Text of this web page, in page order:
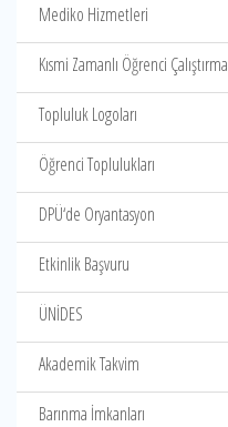
Mediko Hizmetleri
Kısmi Zamanlı Öğrenci Çalıştırma
Topluluk Logoları
Öğrenci Toplulukları
DPÜ‘de Oryantasyon
Etkinlik Başvuru
ÜNİDES
Akademik Takvim
Barınma İmkanları